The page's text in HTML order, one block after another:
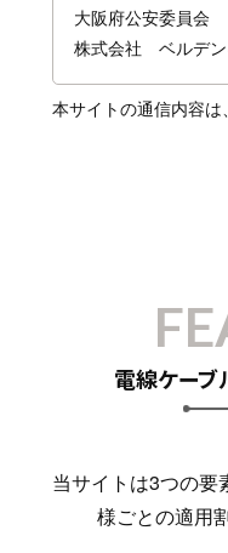
大阪府公安委員会
株式会社 ベルデ
本サイトの通信内容は
電線ケーブ
当サイトは3つの要
様ごとの適用